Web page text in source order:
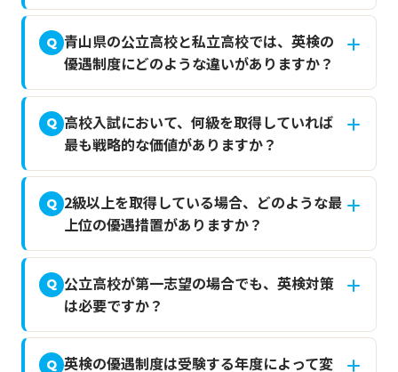
Q 青山県の公立高校と私立高校では、英検の
優遇制度にどのような違いがありますか？
Q 高校入試において、何級を取得していれば
最も戦略的な価値がありますか？
Q 2級以上を取得している場合、どのような最
上位の優遇措置がありますか？
Q 公立高校が第一志望の場合でも、英検対策
は必要ですか？
Q 英検の優遇制度は受験する年度によって変